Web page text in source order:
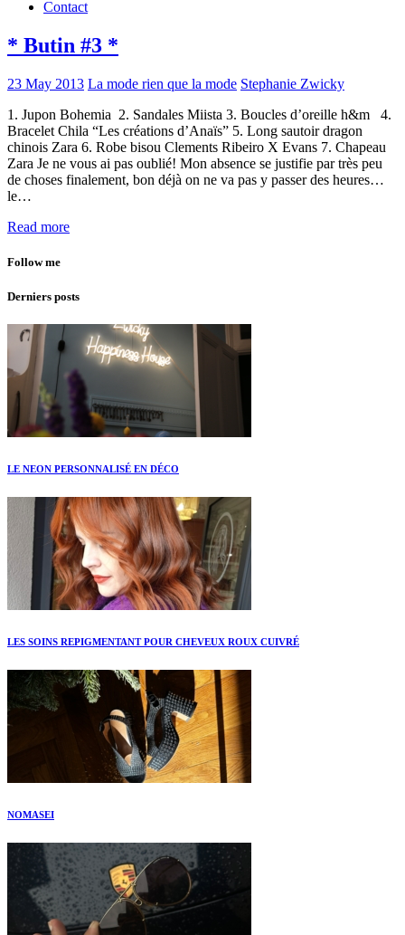
Contact
* Butin #3 *
23 May 2013 La mode rien que la mode Stephanie Zwicky
1. Jupon Bohemia 2. Sandales Miista 3. Boucles d’oreille h&m 4.
Bracelet Chila “Les créations d’Anaïs” 5. Long sautoir dragon
chinois Zara 6. Robe bisou Clements Ribeiro X Evans 7. Chapeau
Zara Je ne vous ai pas oublié! Mon absence se justifie par très peu
de choses finalement, bon déjà on ne va pas y passer des heures…
le…
Read more
Follow me
Derniers posts
LE NEON PERSONNALISÉ EN DÉCO
LES SOINS REPIGMENTANT POUR CHEVEUX ROUX CUIVRÉ
NOMASEI